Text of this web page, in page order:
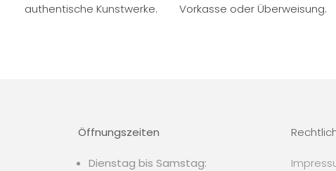
authentische Kunstwerke.
Vorkasse oder Überweisung.
Öffnungszeiten
Dienstag bis Samstag: